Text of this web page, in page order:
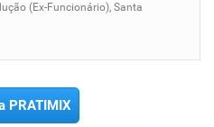
(Ex-Funcionário), Santa
PRATIMIX